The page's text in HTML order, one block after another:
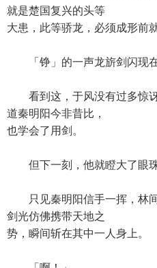
就是楚国复兴的头等
大患，此等骄龙，必须成形前
「铮」的一声龙旂剑闪现在
看到这，于风没有过多惊讶
道秦明阳今非昔比，
也学会了用剑。
但下一刻，他就瞪大了眼珠
只见秦明阳信手一挥，林间
剑光仿佛携带天地之
势，瞬间斩在其中一人身上。